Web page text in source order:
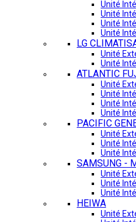
Unité
Unité
Unité
Unité
LG
Unité
Unité
ATLANTIC
Unité
Unité
Unité
Unité
PACIFIC
Unité
Unité
Unité
SAMSUNG -
Unité
Unité
Unité
HEIWA
Unité